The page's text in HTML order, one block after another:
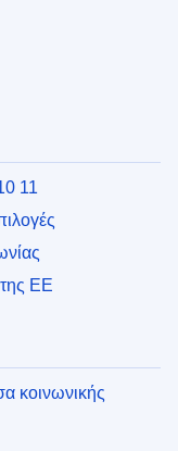
11
ΕΕ
κοινωνικής